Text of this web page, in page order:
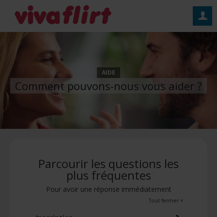
AIDE
Comment pouvons-nous vous aider ?
Parcourir les questions les
plus fréquentes
Pour avoir une réponse immédiatement
Tout fermer ×